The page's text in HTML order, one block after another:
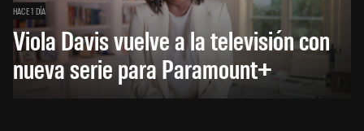
HACE 1 DÍA
Viola Davis vuelve a la televisión con
nueva serie para Paramount+